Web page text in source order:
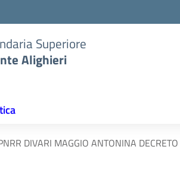
Superiore
Alighieri
DIVARI MAGGIO ANTONINA